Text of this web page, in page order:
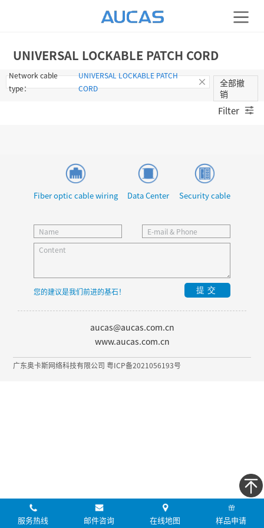
UNIVERSAL LOCKABLE PATCH CORD
Network cable
type：
UNIVERSAL LOCKABLE PATCH
CORD
全部撤
销
Filter
Fiber optic cable wiring Data Center Security cable
您的建议是我们前进的基石！ 提交
aucas@aucas.com.cn
www.aucas.com.cn
广东奥卡斯网络科技有限公司 粤ICP备2021056193号
服务热线 邮件咨询 在线地图 样品申请